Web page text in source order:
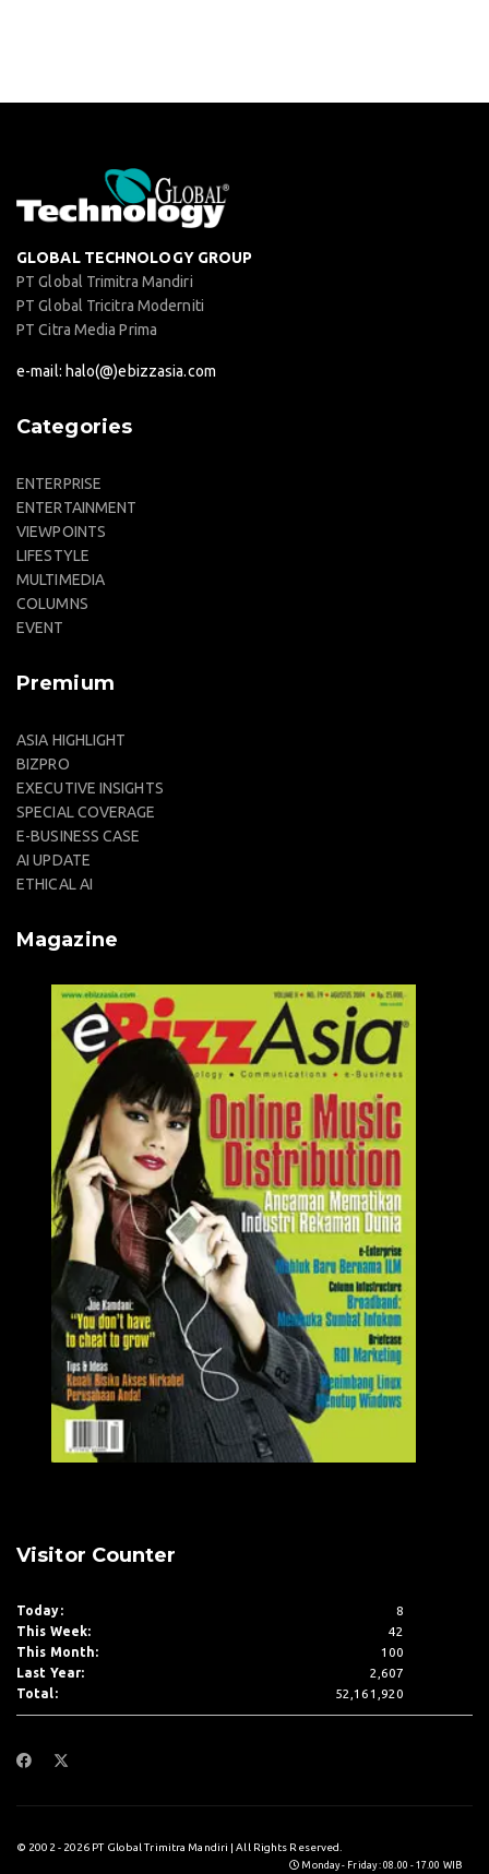
GLOBAL TECHNOLOGY GROUP
PT Global Trimitra Mandiri
PT Global Tricitra Moderniti
PT Citra Media Prima
e-mail: halo(@)ebizzasia.com
Categories
ENTERPRISE
ENTERTAINMENT
VIEWPOINTS
LIFESTYLE
MULTIMEDIA
COLUMNS
EVENT
Premium
ASIA HIGHLIGHT
BIZPRO
EXECUTIVE INSIGHTS
SPECIAL COVERAGE
E-BUSINESS CASE
AI UPDATE
ETHICAL AI
Magazine
Visitor Counter
Today:
8
This Week:
42
This Month:
100
Last Year:
2,607
Total:
52,161,920
© 2002 - 2026 PT Global Trimitra Mandiri | All Rights Reserved.
Monday - Friday : 08.00 - 17.00 WIB